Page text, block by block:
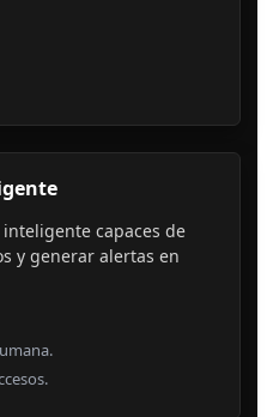
capaces de
y generar alertas en